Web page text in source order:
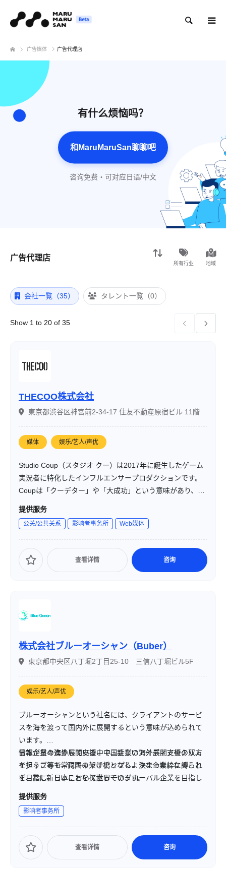
广告媒体 广告代理店
有什么烦恼吗？
和MaruMaruSan聊聊吧
咨询免费・可对应日语/中文
广告代理店
所有行业 地域
会社一覧（35） タレント一覧（0）
Show 1 to 20 of 35  
THECOO株式会社
東京都渋谷区神宮前2-34-17 住友不動産原宿ビル 11階
媒体 娱乐/艺人/声优
Studio Coup（スタジオ クー）は2017年に誕生したゲーム
実況者に特化したインフルエンサープロダクションです。
Coupは「クーデター」や「大成功」という意味があり、ゲ
ーム業界に激震を走らせ更に盛り上げたいという意志と所
ています。
上記の目的を達成するために、私たちは実況者さんと二人
三脚で最高に視聴者の皆様に楽しんで頂けるコンテンツ制
作を行っていきます。また、ゲーム大会の主催やスポンサ
提供服务
公关/公共关系 影响者事务所 Web媒体
查看详情 咨询
株式会社ブルーオーシャン（Buber）
東京都中央区八丁堀2丁目25-10 三信八丁堀ビル5F
娱乐/艺人/声优
ブルーオーシャンという社名には、クライアントのサービ
スを海を渡って国内外に展開するという意味が込められて
います。
日本企業の海外展開支援、中国企業の海外展開支援の双方
を担うことで、両国の架け橋となるような企業になること
を目指し、日本において世界一のグローバル企業を目指し
ています。
情報が日々進歩している中で、新しいアイディアやクリエ
イティブ等も常にキャッチアップし、決まった枠に縛られ
ず、常に新しいことを探索しています。
提供服务
影响者事务所
查看详情 咨询